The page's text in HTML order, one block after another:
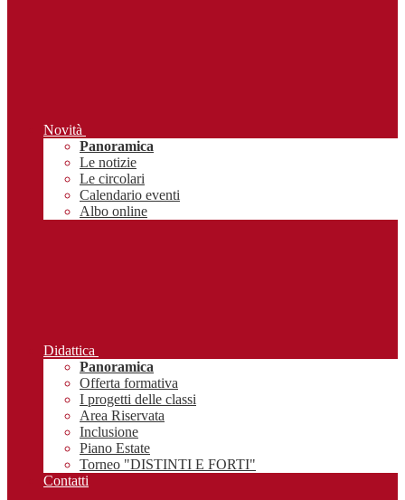
Novità
Panoramica
Le notizie
Le circolari
Calendario eventi
Albo online
Didattica
Panoramica
Offerta formativa
I progetti delle classi
Area Riservata
Inclusione
Piano Estate
Torneo "DISTINTI E FORTI"
Contatti